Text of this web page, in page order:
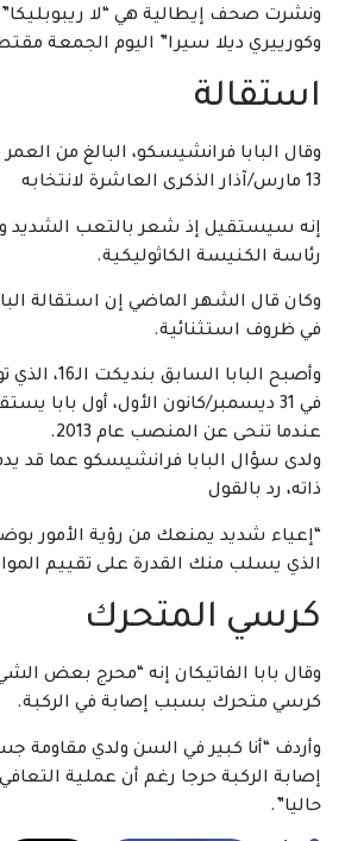
ونشرت صحف إيطالية هي “لا ريبوبليكا”
وكورييري ديلا سيرا” اليوم الجمعة
استقالة
13 مارس/آذار الذكرى العاشرة لانتخابه
إنه سيستقيل إذ شعر بالتعب الشديد
رئاسة الكنيسة الكاثوليكية.
وكان قال الشهر الماضي إن استقالة
في ظروف استثنائية.
في 31 ديسمبر/كانون الأول، أول بابا يستقيل منذ نحو 600 عام
عندما تنحى عن المنصب عام 2013.
ولدى سؤال البابا فرانشيسكو عما قد
ذاته، رد بالقول
“إعياء شديد يمنعك من رؤية الأمور
الذي يسلب منك القدرة على تقييم
كرسي المتحرك
وقال بابا الفاتيكان إنه “محرج بعض
كرسي متحرك بسبب إصابة في الركبة.
وأردف “أنا كبير في السن ولدي مقاومة
إصابة الركبة حرجا رغم أن عملية
حاليا”.